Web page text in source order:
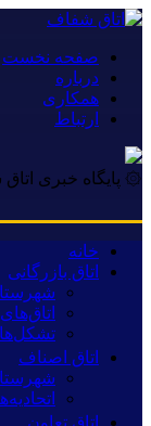
صفحه نخست
درباره
همکاری
ارتباط
۞ پایگاه خبری
خانه
اتاق بازرگانی
تشکل‌ها
اتاق اصناف
اتاق تعاون